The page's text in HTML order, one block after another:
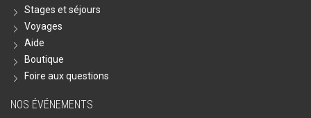
Stages et séjours
Voyages
Aide
Boutique
Foire aux questions
NOS ÉVÉNEMENTS